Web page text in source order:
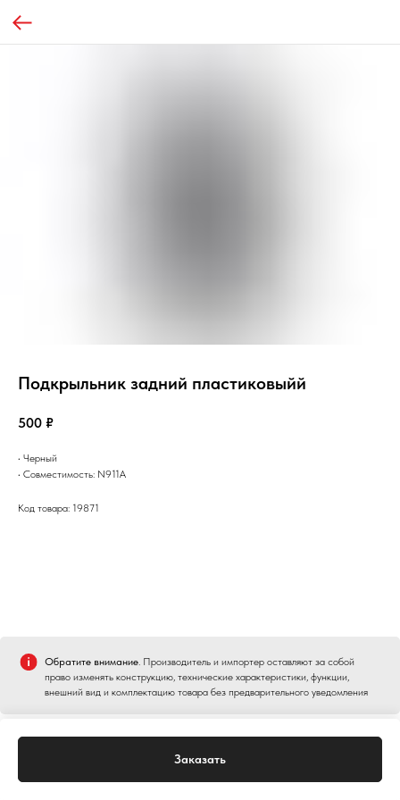
Подкрыльник задний пластиковыйй
500 ₽
Заказать
• Черный
• Совместимость: N911A
Код товара: 19871
Обратите внимание. Производитель и импортер оставляют за собой
право изменять конструкцию, технические характеристики, функции,
внешний вид и комплектацию товара без предварительного уведомления